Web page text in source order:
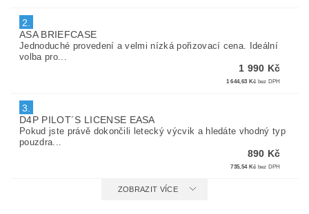
2.
ASA BRIEFCASE
Jednoduché provedení a velmi nízká pořizovací cena. Ideální
volba pro...
1 990 Kč
1 644,63 Kč bez DPH
3.
D4P PILOT´S LICENSE EASA
Pokud jste právě dokončili letecký výcvik a hledáte vhodný typ
pouzdra...
890 Kč
735,54 Kč bez DPH
ZOBRAZIT VÍCE